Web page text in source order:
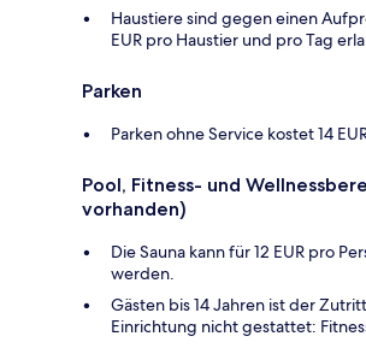
Haustiere sind gegen einen
EUR pro Haustier und pro Tag
Parken
Parken ohne Service kostet 14
Pool, Fitness- und
vorhanden)
Die Sauna kann für 12 EUR pro
werden.
Gästen bis 14 Jahren ist der
Einrichtung nicht gestattet: